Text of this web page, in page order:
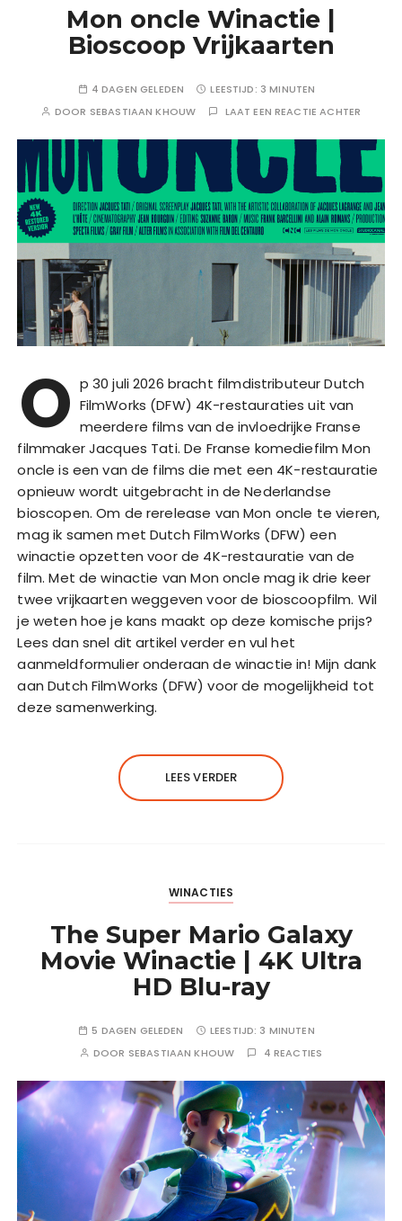
Mon oncle Winactie |
Bioscoop Vrijkaarten
4 DAGEN GELEDEN LEESTIJD: 3 MINUTEN
DOOR SEBASTIAAN KHOUW LAAT EEN REACTIE ACHTER
O p 30 juli 2026 bracht filmdistributeur Dutch
FilmWorks (DFW) 4K-restauraties uit van
meerdere films van de invloedrijke Franse
filmmaker Jacques Tati. De Franse komediefilm Mon
oncle is een van de films die met een 4K-restauratie
opnieuw wordt uitgebracht in de Nederlandse
bioscopen. Om de rerelease van Mon oncle te vieren,
mag ik samen met Dutch FilmWorks (DFW) een
winactie opzetten voor de 4K-restauratie van de
film. Met de winactie van Mon oncle mag ik drie keer
twee vrijkaarten weggeven voor de bioscoopfilm. Wil
je weten hoe je kans maakt op deze komische prijs?
Lees dan snel dit artikel verder en vul het
aanmeldformulier onderaan de winactie in! Mijn dank
aan Dutch FilmWorks (DFW) voor de mogelijkheid tot
deze samenwerking.
LEES VERDER
WINACTIES
The Super Mario Galaxy
Movie Winactie | 4K Ultra
HD Blu-ray
5 DAGEN GELEDEN LEESTIJD: 3 MINUTEN
DOOR SEBASTIAAN KHOUW 4 REACTIES